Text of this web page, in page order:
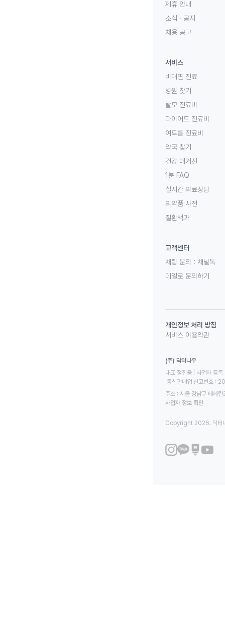
제휴 안내
소식 · 공지
채용 공고
서비스
비대면 진료
병원 찾기
탈모 진료비
다이어트 진료비
여드름 진료비
약국 찾기
건강 매거진
1분 FAQ
실시간 의료상담
의약품 사전
질환백과
고객센터
채팅 문의 : 채널톡
메일로 문의하기
개인정보 처리 방침
서비스 이용약관
(주) 닥터나우
대표 정진웅 | 사업자
통신판매업 신고번호
주소 : 서울 강남구 테헤
사업자 정보 확인
Copyright 2026. 닥터